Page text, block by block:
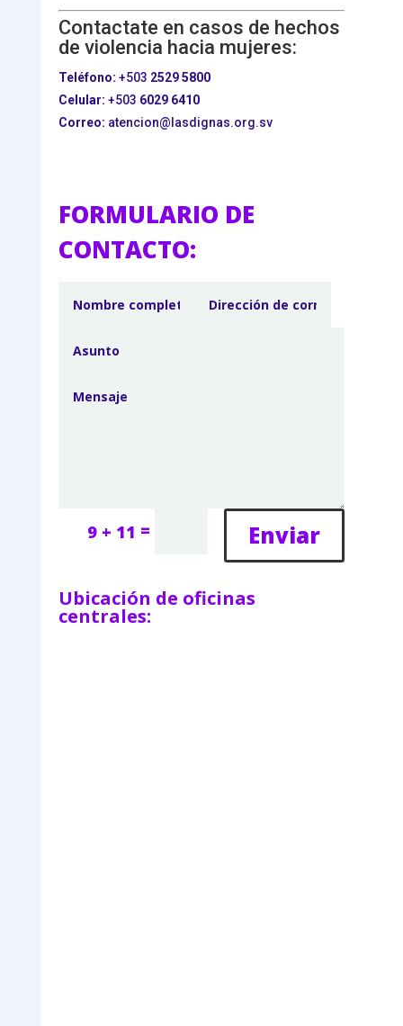
Contactate en casos de hechos
de violencia hacia mujeres:
Teléfono: +503 2529 5800
Celular: +503 6029 6410
Correo: atencion@lasdignas.org.sv
FORMULARIO DE
CONTACTO:
9 + 11 = Enviar
Ubicación de oficinas
centrales: